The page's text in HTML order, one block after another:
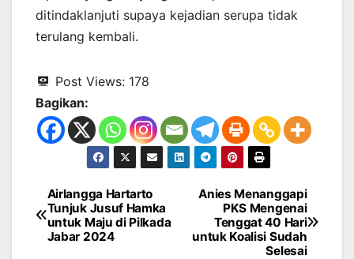
ditindaklanjuti supaya kejadian serupa tidak
terulang kembali.
Post Views: 178
Bagikan:
Navigasi
pos
Anies Menanggapi
PKS Mengenai
Tenggat 40 Hari
untuk Koalisi Sudah
Selesai
Airlangga Hartarto
Tunjuk Jusuf Hamka
untuk Maju di Pilkada
Jabar 2024